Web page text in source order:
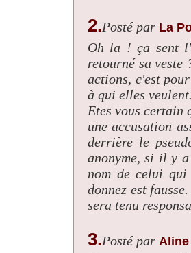
2.Posté par La
Oh la ! ça sent
retourné sa veste
actions, c'est
à qui elles
Etes vous certain
une accusation
derrière le
anonyme, si il y
nom de celui
donnez est
sera tenu
3.Posté par Aline